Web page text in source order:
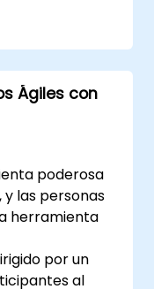
largo de todo
y
Ágiles con
poderosa
las personas
herramienta
por un
al